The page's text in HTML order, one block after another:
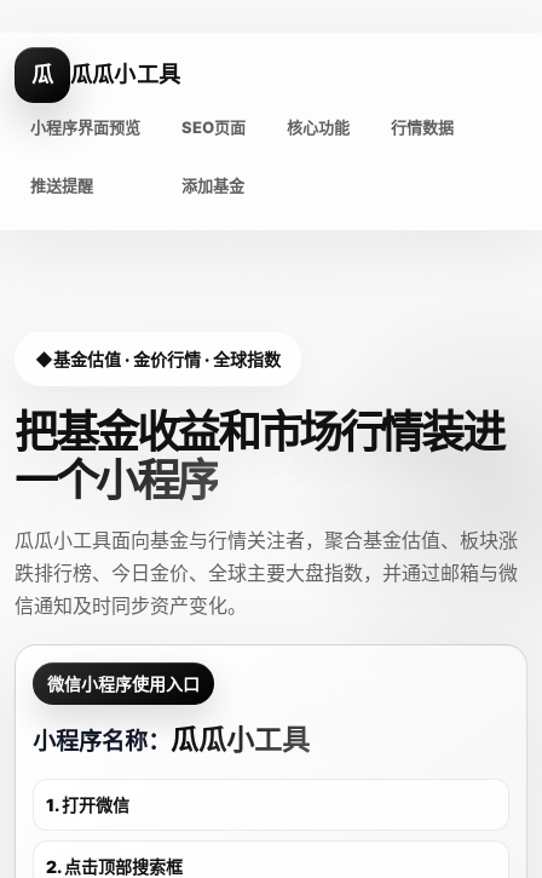
瓜 瓜瓜小工具
小程序界面预览 SEO页面 核心功能 行情数据
推送提醒 添加基金
基金估值 · 金价行情 · 全球指数
把基金收益和市场行情装进
一个小程序
瓜瓜小工具面向基金与行情关注者，聚合基金估值、板块涨
跌排行榜、今日金价、全球主要大盘指数，并通过邮箱与微
信通知及时同步资产变化。
微信小程序使用入口
小程序名称： 瓜瓜小工具
1. 打开微信
2. 点击顶部搜索框